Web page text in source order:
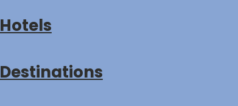
Hotels
Destinations